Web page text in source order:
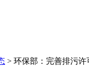
> 环保部：完善排污许